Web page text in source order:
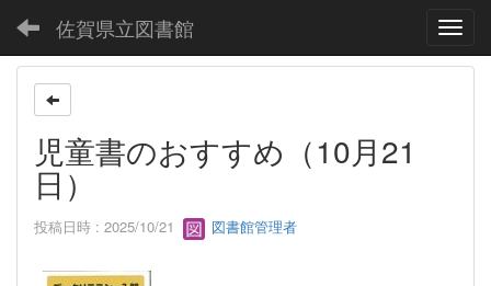
佐賀県立図書館
児童書のおすすめ（10月21
日）
投稿日時 : 2025/10/21 図書館管理者